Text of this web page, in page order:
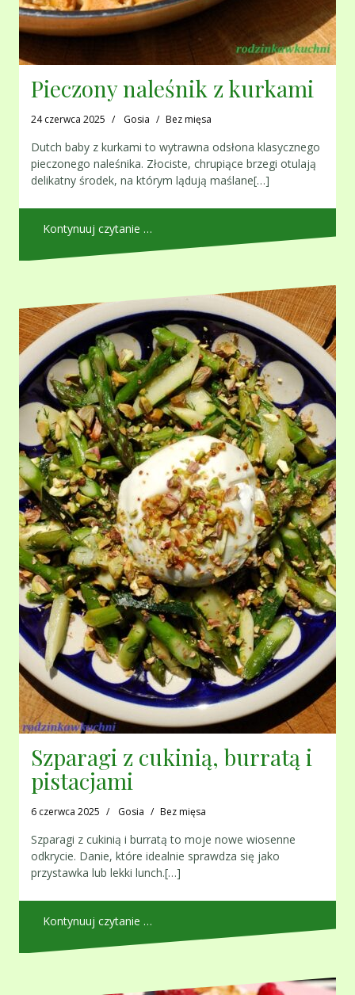
Pieczony naleśnik z kurkami
24 czerwca 2025 Gosia Bez mięsa
Dutch baby z kurkami to wytrawna odsłona klasycznego
pieczonego naleśnika. Złociste, chrupiące brzegi otulają
delikatny środek, na którym lądują maślane[…]
Kontynuuj czytanie …
Szparagi z cukinią, burratą i
pistacjami
6 czerwca 2025 Gosia Bez mięsa
Szparagi z cukinią i burratą to moje nowe wiosenne
odkrycie. Danie, które idealnie sprawdza się jako
przystawka lub lekki lunch.[…]
Kontynuuj czytanie …